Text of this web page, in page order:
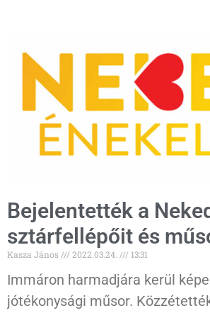
Bejelentették a
sztárfellépőit és
Kasza János 2022.03.24. 13:31
Immáron harmadjára kerül
jótékonysági műsor.